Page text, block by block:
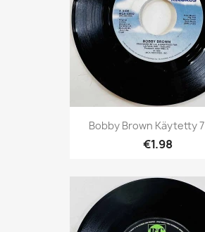
Bobby Brown Käytetty
€1.98